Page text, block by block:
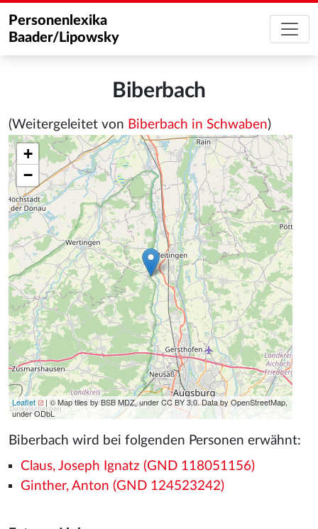
Personenlexika
Baader/Lipowsky
Biberbach
(Weitergeleitet von Biberbach in Schwaben)
+
−
Leaflet
| © Map tiles by BSB MDZ, under CC BY 3.0. Data by OpenStreetMap,
under ODbL
Biberbach wird bei folgenden Personen erwähnt:
Claus, Joseph Ignatz (GND 118051156)
Ginther, Anton (GND 124523242)